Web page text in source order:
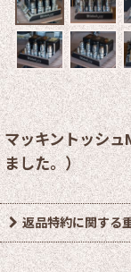
マッキントッシ
ました。）
返品特約に関する